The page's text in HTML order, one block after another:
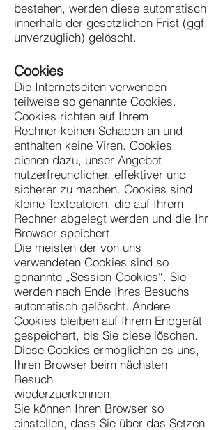
bestehen, werden diese automatisch
innerhalb der gesetzlichen Frist (ggf.
unverzüglich) gelöscht.
Cookies
Die Internetseiten verwenden
teilweise so genannte Cookies.
Cookies richten auf Ihrem
Rechner keinen Schaden an und
enthalten keine Viren. Cookies
dienen dazu, unser Angebot
nutzerfreundlicher, effektiver und
sicherer zu machen. Cookies sind
kleine Textdateien, die auf Ihrem
Rechner abgelegt werden und die Ihr
Browser speichert.
Die meisten der von uns
verwendeten Cookies sind so
genannte „Session-Cookies“. Sie
werden nach Ende Ihres Besuchs
automatisch gelöscht. Andere
Cookies bleiben auf Ihrem Endgerät
gespeichert, bis Sie diese löschen.
Diese Cookies ermöglichen es uns,
Ihren Browser beim nächsten
Besuch
wiederzuerkennen.
Sie können Ihren Browser so
einstellen, dass Sie über das Setzen